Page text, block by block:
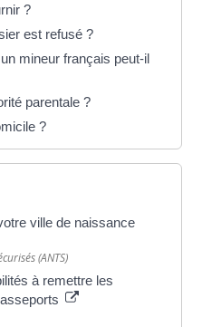
?
est refusé ?
mineur français peut-il
parentale ?
?
ville de naissance
(ANTS)
à remettre les